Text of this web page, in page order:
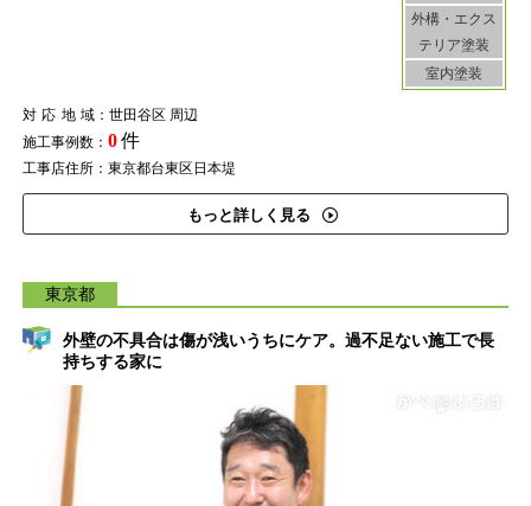
外構・エクス
テリア塗装
室内塗装
対応地域：世田谷区 周辺
施工事例数： 0件
工事店住所：東京都台東区日本堤
もっと詳しく見る
東京都
外壁の不具合は傷が浅いうちにケア。過不足ない施工で長
持ちする家に